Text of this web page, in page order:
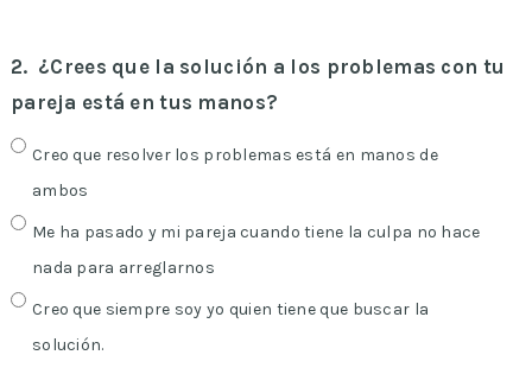
2. ¿Crees que la solución a los problemas con tu
pareja está en tus manos?
Creo que resolver los problemas está en manos de
ambos
Me ha pasado y mi pareja cuando tiene la culpa no hace
nada para arreglarnos
Creo que siempre soy yo quien tiene que buscar la
solución.